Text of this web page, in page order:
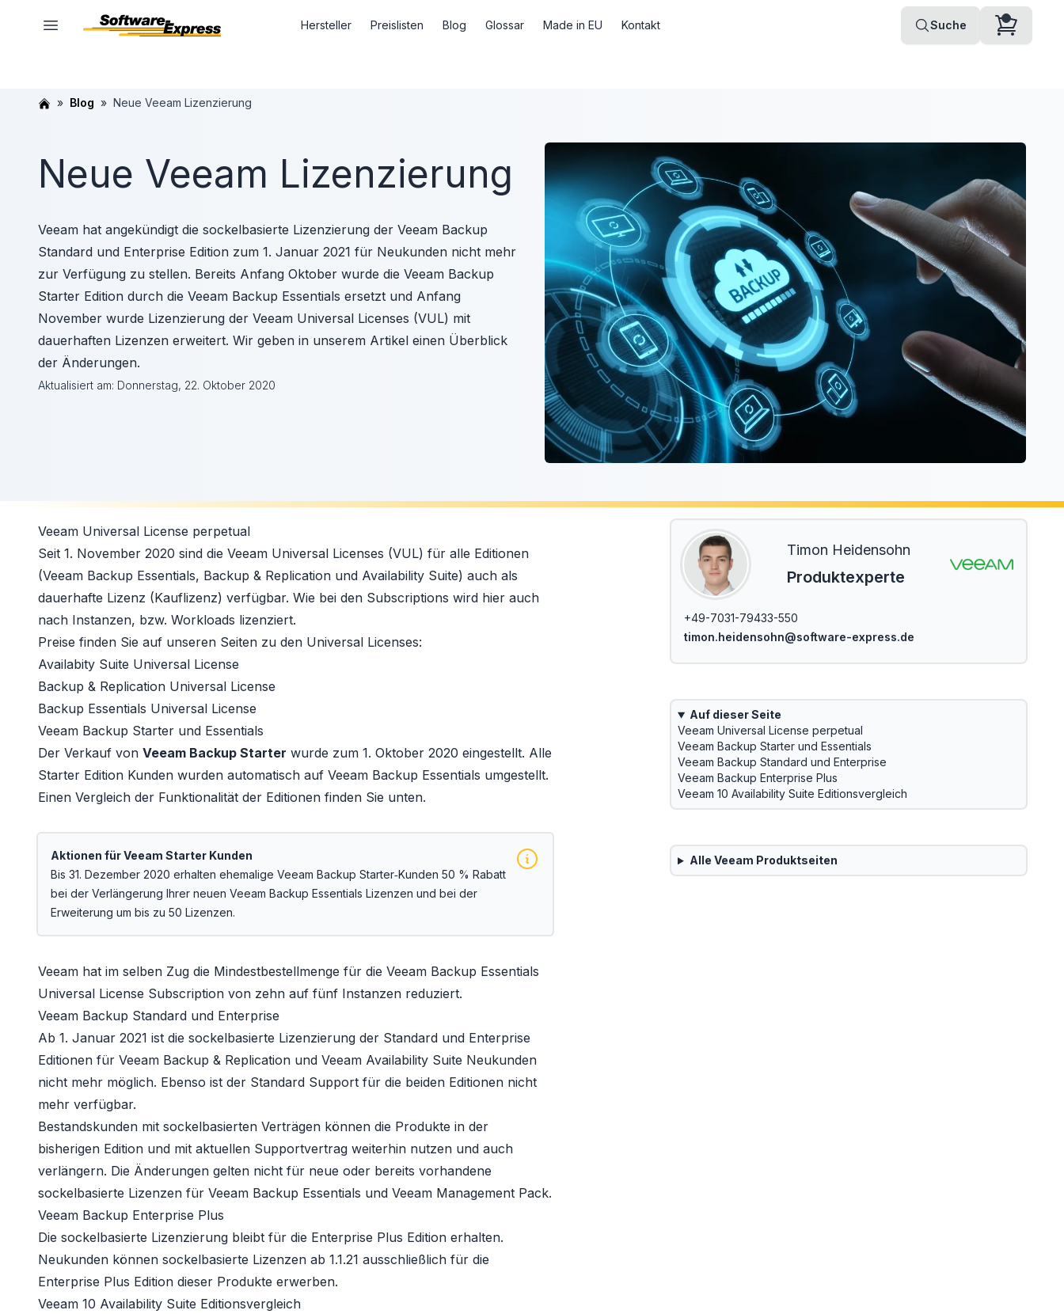
Hersteller Preislisten Blog Glossar Made in EU Kontakt Suche
Blog Neue Veeam Lizenzierung
Neue Veeam Lizenzierung
Veeam hat angekündigt die sockelbasierte Lizenzierung der Veeam Backup
Standard und Enterprise Edition zum 1. Januar 2021 für Neukunden nicht mehr
zur Verfügung zu stellen. Bereits Anfang Oktober wurde die Veeam Backup
Starter Edition durch die Veeam Backup Essentials ersetzt und Anfang
November wurde Lizenzierung der Veeam Universal Licenses (VUL) mit
dauerhaften Lizenzen erweitert. Wir geben in unserem Artikel einen Überblick
der Änderungen.
Aktualisiert am: Donnerstag, 22. Oktober 2020
Veeam Universal License perpetual
Seit 1. November 2020 sind die Veeam Universal Licenses (VUL) für alle Editionen
(Veeam Backup Essentials, Backup & Replication und Availability Suite) auch als
dauerhafte Lizenz (Kauflizenz) verfügbar. Wie bei den Subscriptions wird hier auch
nach Instanzen, bzw. Workloads lizenziert.
Preise finden Sie auf unseren Seiten zu den Universal Licenses:
Availabity Suite Universal License
Backup & Replication Universal License
Backup Essentials Universal License
Veeam Backup Starter und Essentials
Der Verkauf von Veeam Backup Starter wurde zum 1. Oktober 2020 eingestellt. Alle
Starter Edition Kunden wurden automatisch auf Veeam Backup Essentials umgestellt.
Einen Vergleich der Funktionalität der Editionen finden Sie unten.
Aktionen für Veeam Starter Kunden
Bis 31. Dezember 2020 erhalten ehemalige Veeam Backup Starter‑Kunden 50 % Rabatt
bei der Verlängerung Ihrer neuen Veeam Backup Essentials Lizenzen und bei der
Erweiterung um bis zu 50 Lizenzen.
Veeam hat im selben Zug die Mindestbestellmenge für die Veeam Backup Essentials
Universal License Subscription von zehn auf fünf Instanzen reduziert.
Veeam Backup Standard und Enterprise
Ab 1. Januar 2021 ist die sockelbasierte Lizenzierung der Standard und Enterprise
Editionen für Veeam Backup & Replication und Veeam Availability Suite Neukunden
nicht mehr möglich. Ebenso ist der Standard Support für die beiden Editionen nicht
mehr verfügbar.
Bestandskunden mit sockelbasierten Verträgen können die Produkte in der
bisherigen Edition und mit aktuellen Supportvertrag weiterhin nutzen und auch
verlängern. Die Änderungen gelten nicht für neue oder bereits vorhandene
sockelbasierte Lizenzen für Veeam Backup Essentials und Veeam Management Pack.
Veeam Backup Enterprise Plus
Die sockelbasierte Lizenzierung bleibt für die Enterprise Plus Edition erhalten.
Neukunden können sockelbasierte Lizenzen ab 1.1.21 ausschließlich für die
Enterprise Plus Edition dieser Produkte erwerben.
Veeam 10 Availability Suite Editionsvergleich
Timon Heidensohn
Produktexperte
+49-7031-79433-550
timon.heidensohn@software-express.de
Auf dieser Seite
Veeam Universal License perpetual
Veeam Backup Starter und Essentials
Veeam Backup Standard und Enterprise
Veeam Backup Enterprise Plus
Veeam 10 Availability Suite Editionsvergleich
Alle Veeam Produktseiten